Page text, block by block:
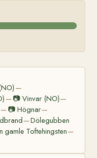
—
— 📷 Vinvar (NO)—
— 📷 Högnar—
—Dölegubben
gamle Toftehingsten—